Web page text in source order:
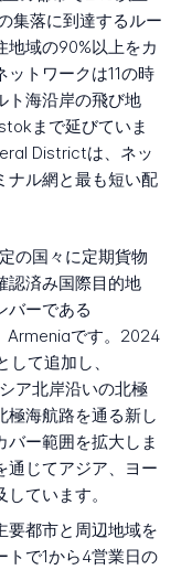
集落に到達するルー
地域の90%以上をカ
トワークは11の時
ト海沿岸の飛び地
まで延びていま
Districtは、ネッ
ナル網と最も短い配
の国々に定期貨物
認済み国際目的地
バーである
Armeniaです。2024
て追加し、
ア北岸沿いの北極
極海航路を通る新し
バー範囲を拡大しま
通じてアジア、ヨー
ています。
要都市と周辺地域を
トで1から4営業日の